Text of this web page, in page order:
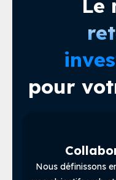
Le
pour
Nous définissons